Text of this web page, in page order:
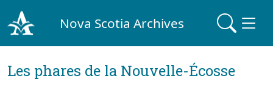
Nova Scotia Archives
Les phares de la Nouvelle-Écosse